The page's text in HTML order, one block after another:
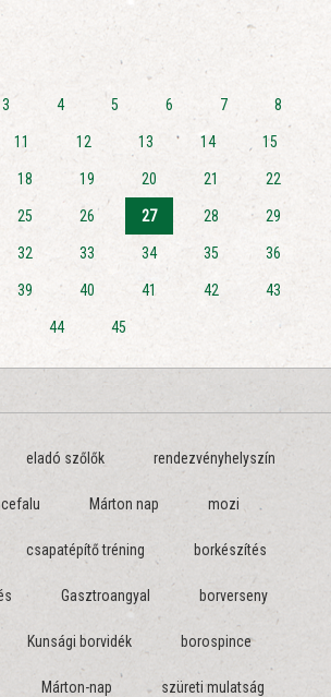
3 4 5 6 7 8
11 12 13 14 15
18 19 20 21 22
25 26 27 28 29
32 33 34 35 36
39 40 41 42 43
44 45
eladó szőlők rendezvényhelyszín
Márton nap mozi
csapatépítő tréning borkészítés
Gasztroangyal borverseny
Kunsági borvidék borospince
Márton-nap szüreti mulatság